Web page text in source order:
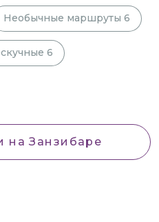
Необычные маршруты 6
6
на Занзибаре